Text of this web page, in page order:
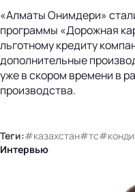
«Алматы Онимдери»
программы «Дорожная
льготному кредиту
дополнительные
уже в скором времени в
производства.
Теги:#казахстан#тс
Интервью